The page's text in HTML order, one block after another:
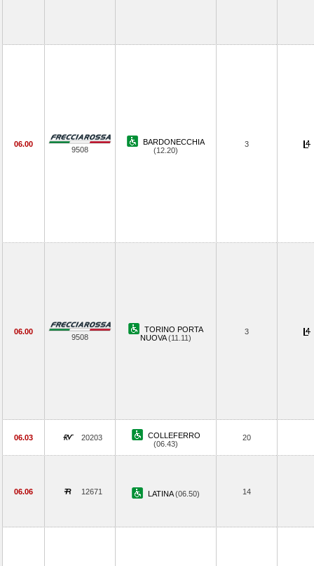
06.00
9508
BARDONECCHIA
(12.20)
3
06.00
9508
TORINO PORTA
NUOVA(11.11)
3
06.03 20203
COLLEFERRO
(06.43)
20
06.06 12671 LATINA(06.50) 14